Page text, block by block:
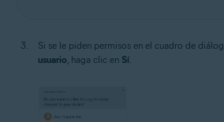
Si se le piden permisos en el cuadro de
usuario, haga clic en Sí.